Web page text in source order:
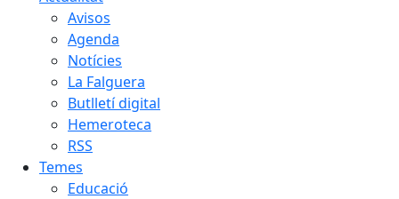
Avisos
Agenda
Notícies
La Falguera
Butlletí digital
Hemeroteca
RSS
Temes
Educació